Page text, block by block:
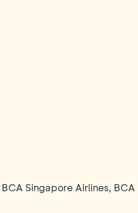
Singapore Airlines,